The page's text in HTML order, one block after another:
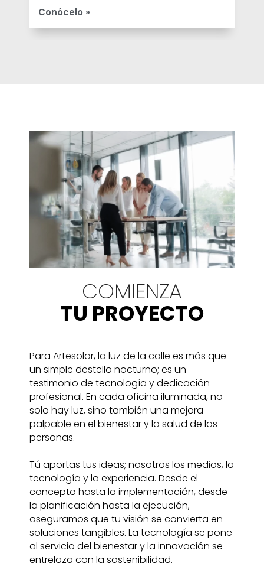
Conócelo »
COMIENZA
TU PROYECTO
Para Artesolar, la luz de la calle es más que
un simple destello nocturno; es un
testimonio de tecnología y dedicación
profesional. En cada oficina iluminada, no
solo hay luz, sino también una mejora
palpable en el bienestar y la salud de las
personas.
Tú aportas tus ideas; nosotros los medios, la
tecnología y la experiencia. Desde el
concepto hasta la implementación, desde
la planificación hasta la ejecución,
aseguramos que tu visión se convierta en
soluciones tangibles. La tecnología se pone
al servicio del bienestar y la innovación se
entrelaza con la sostenibilidad.